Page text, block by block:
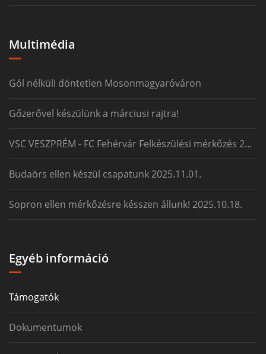
Multimédia
Gól nélküli döntetlen Mosonmagyaróváron
Gőzerővel készülünk a márciusi rajtra!
VSC VESZPRÉM - FC Fehérvár Felkészülési mérkőzés 2026.01.24
Budaörs ellen készül csapatunk 2025.11.01.
Sopron ellen mérkőzésre késszen állunk! 2025.10.18.
Egyéb információ
Támogatók
Dokumentumok